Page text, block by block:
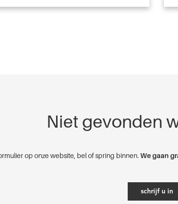
Niet gevonden
op onze website, bel of spring binnen. We gaan
schrijf u in